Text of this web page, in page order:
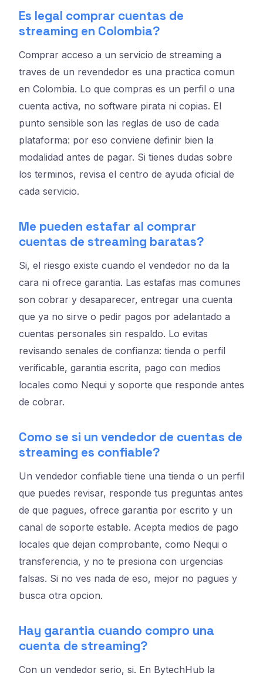
Es legal comprar cuentas de
streaming en Colombia?
Comprar acceso a un servicio de streaming a
traves de un revendedor es una practica comun
en Colombia. Lo que compras es un perfil o una
cuenta activa, no software pirata ni copias. El
punto sensible son las reglas de uso de cada
plataforma: por eso conviene definir bien la
modalidad antes de pagar. Si tienes dudas sobre
los terminos, revisa el centro de ayuda oficial de
cada servicio.
Me pueden estafar al comprar
cuentas de streaming baratas?
Si, el riesgo existe cuando el vendedor no da la
cara ni ofrece garantia. Las estafas mas comunes
son cobrar y desaparecer, entregar una cuenta
que ya no sirve o pedir pagos por adelantado a
cuentas personales sin respaldo. Lo evitas
revisando senales de confianza: tienda o perfil
verificable, garantia escrita, pago con medios
locales como Nequi y soporte que responde antes
de cobrar.
Como se si un vendedor de cuentas de
streaming es confiable?
Un vendedor confiable tiene una tienda o un perfil
que puedes revisar, responde tus preguntas antes
de que pagues, ofrece garantia por escrito y un
canal de soporte estable. Acepta medios de pago
locales que dejan comprobante, como Nequi o
transferencia, y no te presiona con urgencias
falsas. Si no ves nada de eso, mejor no pagues y
busca otra opcion.
Hay garantia cuando compro una
cuenta de streaming?
Con un vendedor serio, si. En BytechHub la